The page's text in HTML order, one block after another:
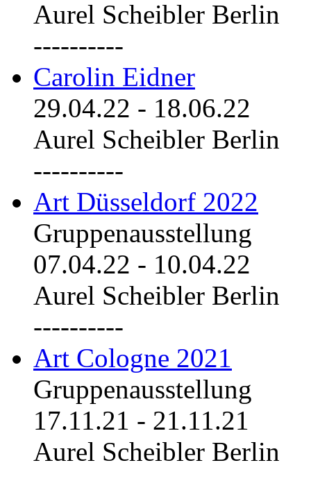
Aurel Scheibler Berlin
----------
Carolin Eidner
29.04.22 - 18.06.22
Aurel Scheibler Berlin
----------
Art Düsseldorf 2022
Gruppenausstellung
07.04.22 - 10.04.22
Aurel Scheibler Berlin
----------
Art Cologne 2021
Gruppenausstellung
17.11.21 - 21.11.21
Aurel Scheibler Berlin